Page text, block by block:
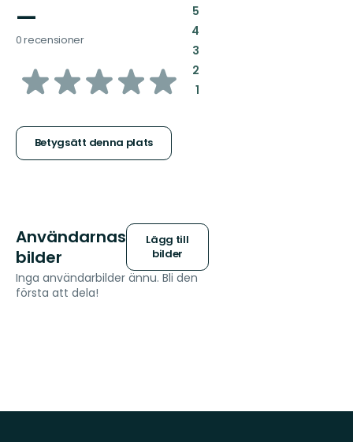
—
0 recensioner
av
stjärnor
Betygsätt denna plats
5:
4:
3:
2:
1:
Användarnas
bilder
Lägg till
bilder
Inga användarbilder ännu. Bli den
första att dela!